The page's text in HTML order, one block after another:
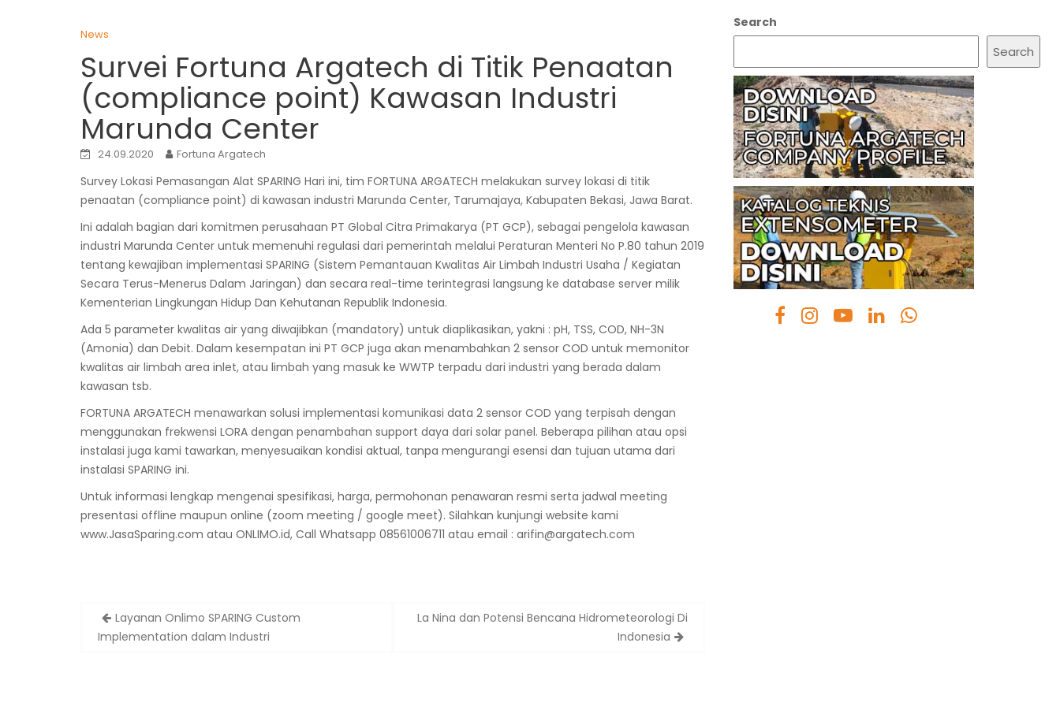
News
Survei Fortuna Argatech di Titik Penaatan
(compliance point) Kawasan Industri
Marunda Center
24.09.2020 Fortuna Argatech
Survey Lokasi Pemasangan Alat SPARING Hari ini, tim FORTUNA ARGATECH melakukan survey lokasi di titik
penaatan (compliance point) di kawasan industri Marunda Center, Tarumajaya, Kabupaten Bekasi, Jawa Barat.
Ini adalah bagian dari komitmen perusahaan PT Global Citra Primakarya (PT GCP), sebagai pengelola kawasan
industri Marunda Center untuk memenuhi regulasi dari pemerintah melalui Peraturan Menteri No P.80 tahun 2019
tentang kewajiban implementasi SPARING (Sistem Pemantauan Kwalitas Air Limbah Industri Usaha / Kegiatan
Secara Terus-Menerus Dalam Jaringan) dan secara real-time terintegrasi langsung ke database server milik
Kementerian Lingkungan Hidup Dan Kehutanan Republik Indonesia.
Ada 5 parameter kwalitas air yang diwajibkan (mandatory) untuk diaplikasikan, yakni : pH, TSS, COD, NH-3N
(Amonia) dan Debit. Dalam kesempatan ini PT GCP juga akan menambahkan 2 sensor COD untuk memonitor
kwalitas air limbah area inlet, atau limbah yang masuk ke WWTP terpadu dari industri yang berada dalam
kawasan tsb.
FORTUNA ARGATECH menawarkan solusi implementasi komunikasi data 2 sensor COD yang terpisah dengan
menggunakan frekwensi LORA dengan penambahan support daya dari solar panel. Beberapa pilihan atau opsi
instalasi juga kami tawarkan, menyesuaikan kondisi aktual, tanpa mengurangi esensi dan tujuan utama dari
instalasi SPARING ini.
Untuk informasi lengkap mengenai spesifikasi, harga, permohonan penawaran resmi serta jadwal meeting
presentasi offline maupun online (zoom meeting / google meet). Silahkan kunjungi website kami
www.JasaSparing.com atau ONLIMO.id, Call Whatsapp 08561006711 atau email : arifin@argatech.com
Post
navigation
Layanan Onlimo SPARING Custom
Implementation dalam Industri
La Nina dan Potensi Bencana Hidrometeorologi Di
Indonesia
Search
Search